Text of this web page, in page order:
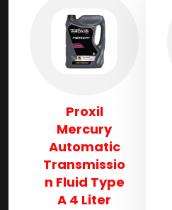
Proxil
Mercury
Automatic
Transmissio
n Fluid​ Type
A 4 Liter